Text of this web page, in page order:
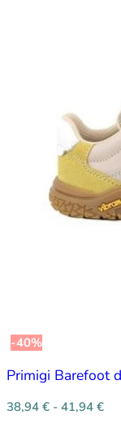
-40%
Primigi Barefoot
38,94 € - 41,94 €